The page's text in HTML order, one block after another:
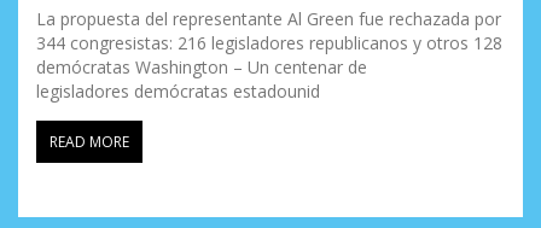
La propuesta del representante Al Green fue rechazada por
344 congresistas: 216 legisladores republicanos y otros 128
demócratas Washington – Un centenar de
legisladores demócratas estadounid
READ MORE